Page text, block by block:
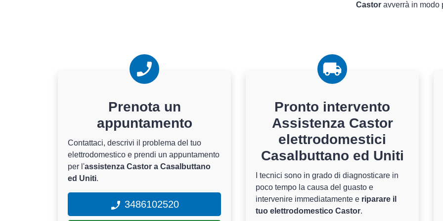
Castoravverrà in modo
Prenota un
appuntamento
Contattaci, descrivi il problema del tuo
elettrodomestico e prendi un appuntamento
per l'assistenza Castor a Casalbuttano
ed Uniti.
3486102520
Pronto intervento
Assistenza Castor
elettrodomestici
Casalbuttano ed Uniti
I tecnici sono in grado di diagnosticare in
poco tempo la causa del guasto e
intervenire immediatamente e riparare il
tuo elettrodomestico Castor.